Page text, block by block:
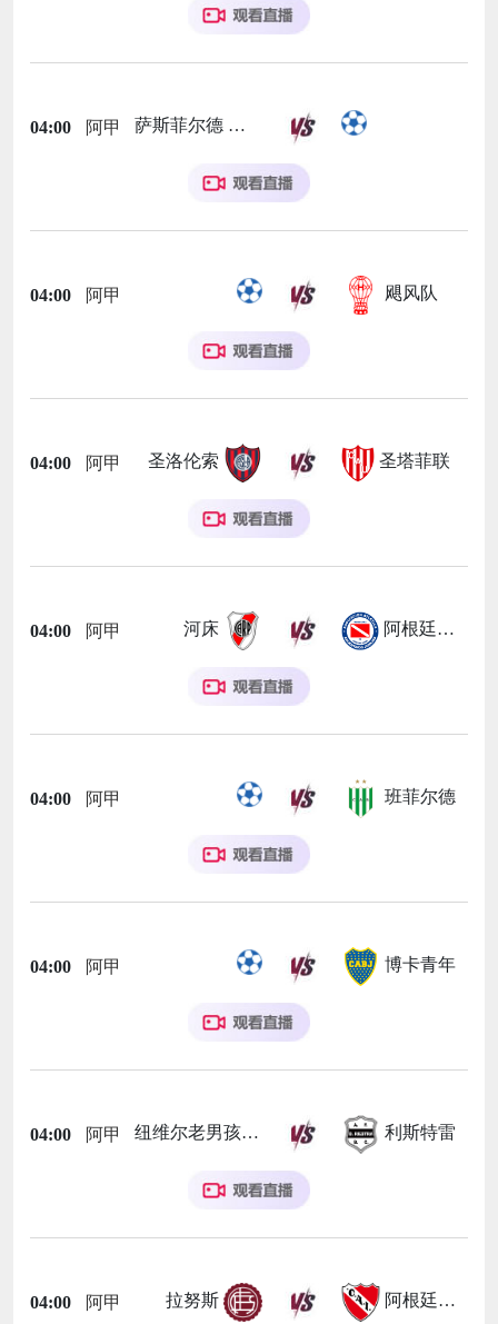
04:00 阿甲 萨斯菲尔德
04:00 阿甲 飓风队
04:00 阿甲 圣洛伦索 圣塔菲联
04:00 阿甲 河床 阿根廷青年人
04:00 阿甲 班菲尔德
04:00 阿甲 博卡青年
04:00 阿甲 纽维尔老男孩 利斯特雷
04:00 阿甲 拉努斯 阿根廷独立